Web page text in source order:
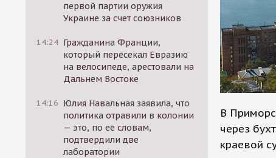
первой партии оружия
Украине за счет союзников
14:24 Гражданина Франции,
который пересекал Евразию
на велосипеде, арестовали на
Дальнем Востоке
14:16 Юлия Навальная заявила, что
политика отравили в колонии
— это, по ее словам,
подтвердили две
лаборатории
В
через
краевой